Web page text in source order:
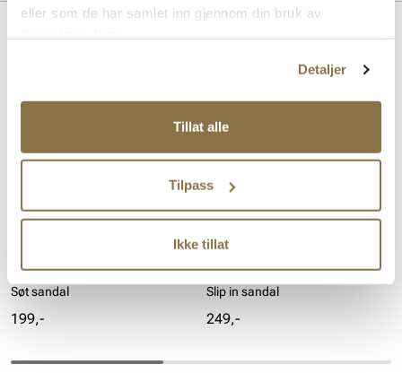
eller som de har samlet inn gjennom din bruk av
Detaljer
Tillat alle
Tilpass
Ikke tillat
Overdel: Syntetisk
Lignende produkter
WAVE
Søt sandal
Pris
199,-
WAVE
Slip in sandal
Pris
249,-